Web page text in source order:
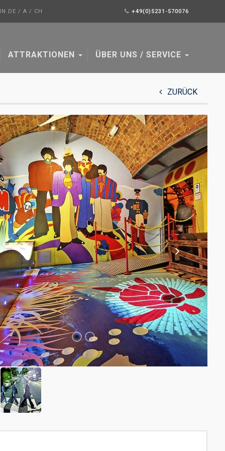
IN DE / A / CH +49(0)5231-570076
ATTRAKTIONEN ÜBER UNS / SERVICE
ZURÜCK